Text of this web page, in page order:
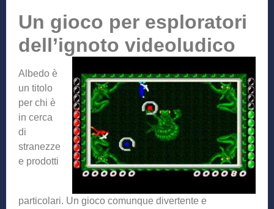
Un gioco per esploratori
dell’ignoto videoludico
Albedo è
un titolo
per chi è
in cerca
di
stranezze
e prodotti
particolari. Un gioco comunque divertente e